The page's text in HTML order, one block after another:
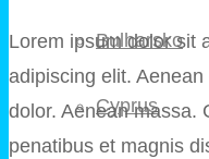
Bulharsko
Cyprus
Lorem ipsum dolor sit
adipiscing elit.
dolor. Aenean massa.
penatibus et magnis